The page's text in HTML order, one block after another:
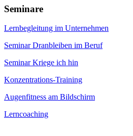
Seminare
Lernbegleitung im Unternehmen
Seminar Dranbleiben im Beruf
Seminar Kriege ich hin
Konzentrations-Training
Augenfitness am Bildschirm
Lerncoaching